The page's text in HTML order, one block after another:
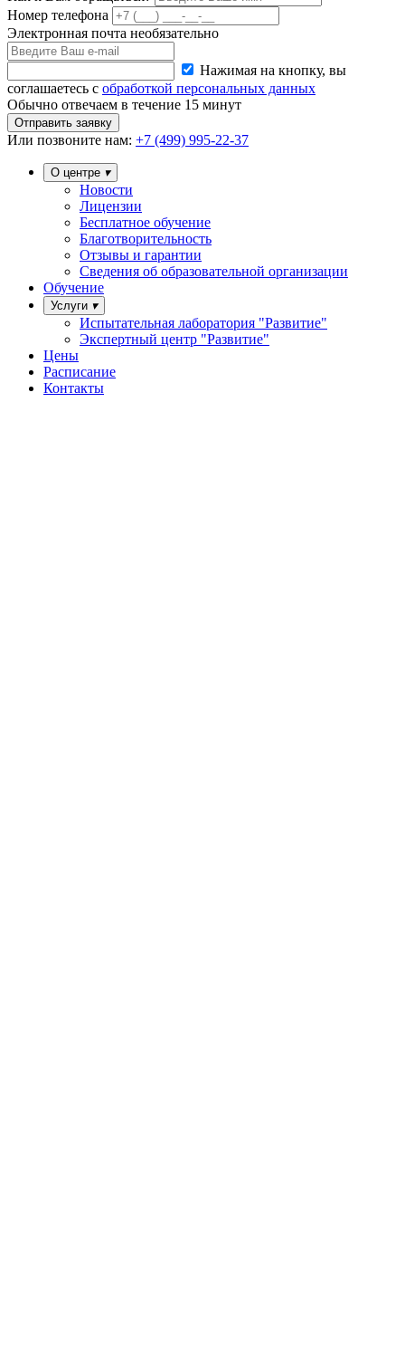
Номер телефона
Электронная почта необязательно
Нажимая на кнопку, вы
соглашаетесь с обработкой персональных данных
Обычно отвечаем в течение 15 минут
Отправить заявку
Или позвоните нам: +7 (499) 995-22-37
О центре
Новости
Лицензии
Бесплатное обучение
Благотворительность
Отзывы и гарантии
Сведения об образовательной организации
Обучение
Услуги
Испытательная лаборатория "Развитие"
Экспертный центр "Развитие"
Цены
Расписание
Контакты